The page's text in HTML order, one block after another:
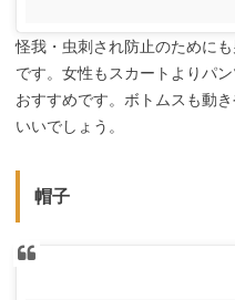
怪我・虫刺され防止のために
です。女性もスカートよりパ
おすすめです。ボトムスも動
いいでしょう。
帽子